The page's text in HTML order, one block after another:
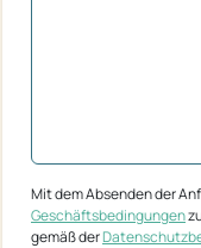
Mit dem Absenden der
Geschäftsbedingungen
gemäß der